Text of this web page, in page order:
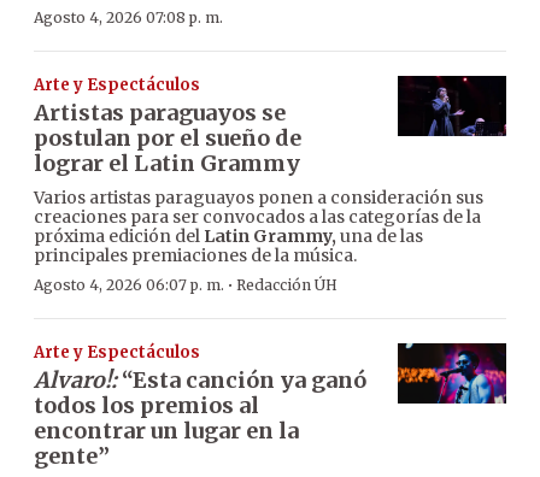
Agosto 4, 2026 07:08 p. m.
Arte y Espectáculos
Artistas paraguayos se
postulan por el sueño de
lograr el Latin Grammy
Varios artistas paraguayos ponen a consideración sus
creaciones para ser convocados a las categorías de la
próxima edición del Latin Grammy, una de las
principales premiaciones de la música.
Agosto 4, 2026 06:07 p. m. · Redacción ÚH
Arte y Espectáculos
Alvaro!:“Esta canción ya ganó
todos los premios al
encontrar un lugar en la
gente”